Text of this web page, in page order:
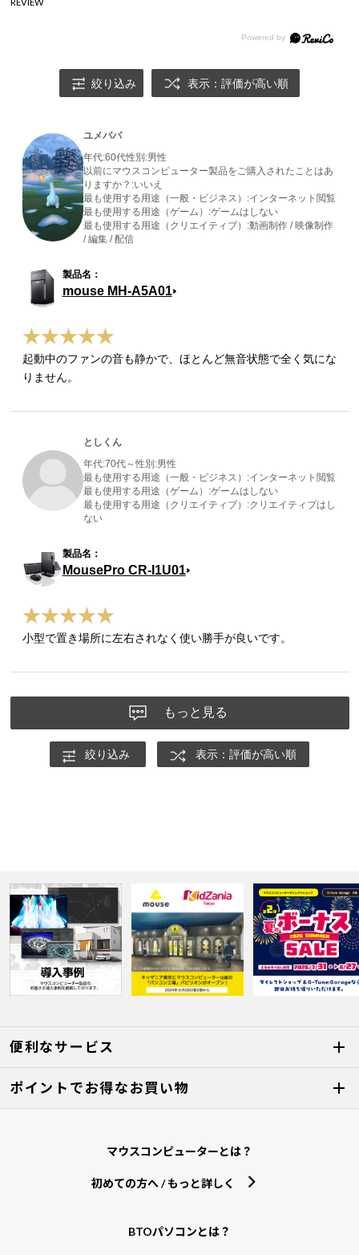
絞り込み 表示：評価が高い順
ユメパパ
年代:60代性別:男性
以前にマウスコンピューター製品をご購入されたことはあ
りますか？:いいえ
最も使用する用途（一般・ビジネス）:インターネット閲覧
最も使用する用途（ゲーム）:ゲームはしない
最も使用する用途（クリエイティブ）:動画制作 / 映像制作
/ 編集 / 配信
mouse MH-A5A01
起動中のファンの音も静かで、ほとんど無音状態で全く気にな
りません。
としくん
年代:70代～性別:男性
最も使用する用途（一般・ビジネス）:インターネット閲覧
最も使用する用途（ゲーム）:ゲームはしない
最も使用する用途（クリエイティブ）:クリエイティブはし
ない
MousePro CR-I1U01
小型で置き場所に左右されなく使い勝手が良いです。
もっと見る
絞り込み 表示：評価が高い順
便利なサービス
ポイントでお得なお買い物
マウスコンピューターとは？
初めての方へ / もっと詳しく
BTOパソコンとは？